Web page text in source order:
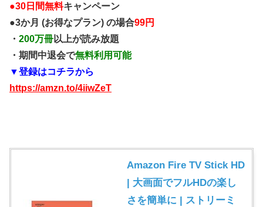
●30日間無料キャンペーン
●3か月 (お得なプラン) の場合99円
・ 200万冊以上が読み放題
・期間中退会で無料利用可能
▼登録はコチラから
https://amzn.to/4iiwZeT
Amazon Fire TV Stick HD
| 大画面でフルHDの楽し
さを簡単に | ストリーミ